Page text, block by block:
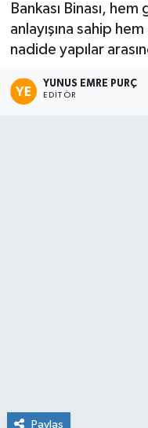
Bankası Binası,
anlayışına sahip
nadide yapılar
YUNUS EMRE PURÇ
EDITÖR
Paylaş
Dünya
Eğitim
Sağlık
Süper Lig Puan
Tüm Manşetler
Son Dakika